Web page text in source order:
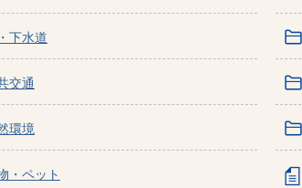
下水道
交通
環境
・ペット